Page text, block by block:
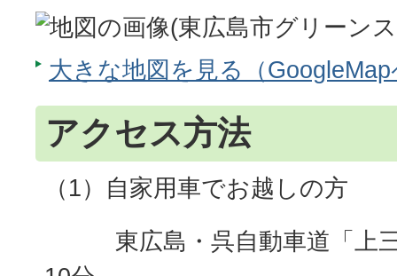
大きな地図を見る（
アクセス方法
（1）自家用車でお越しの方
東広島・呉自動車道「上三